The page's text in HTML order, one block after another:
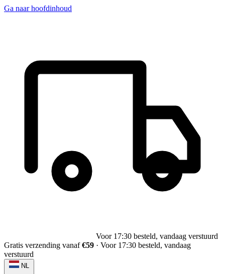
Ga naar hoofdinhoud
Voor 17:30 besteld, vandaag verstuurd
Gratis verzending vanaf€59 · Voor 17:30 besteld, vandaag
verstuurd
NL